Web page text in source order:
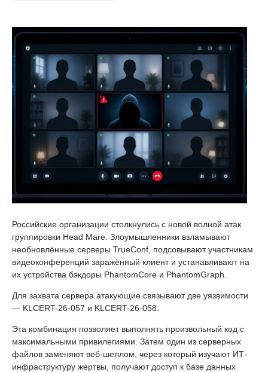
Российские организации столкнулись с новой волной атак
группировки Head Mare. Злоумышленники взламывают
необновлённые серверы TrueConf, подсовывают участникам
видеоконференций заражённый клиент и устанавливают на
их устройства бэкдоры PhantomCore и PhantomGraph.
Для захвата сервера атакующие связывают две уязвимости
— KLCERT-26-057 и KLCERT-26-058.
Эта комбинация позволяет выполнять произвольный код с
максимальными привилегиями. Затем один из серверных
файлов заменяют веб-шеллом, через который изучают ИТ-
инфраструктуру жертвы, получают доступ к базе данных